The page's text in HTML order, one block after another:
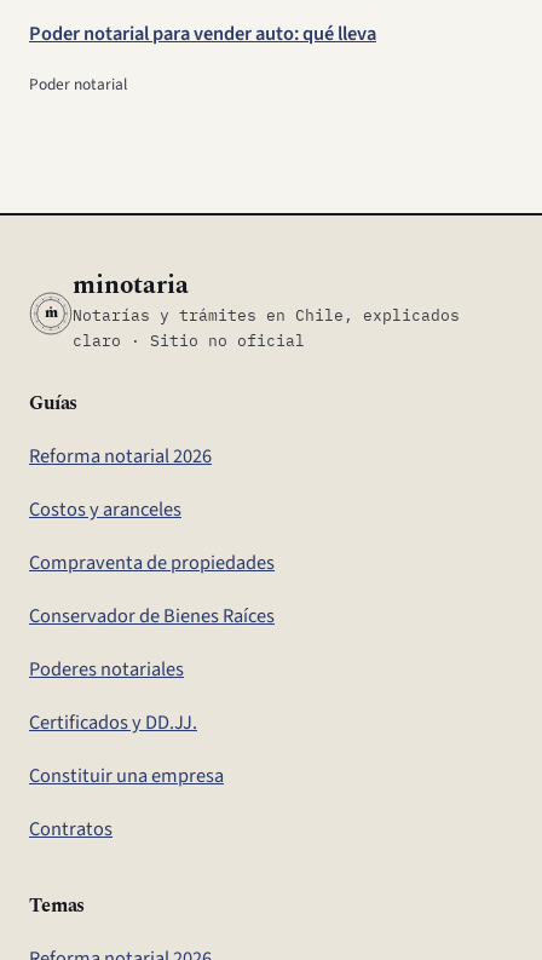
Poder notarial para vender auto: qué lleva
Poder notarial
m
minotaria
Notarías y trámites en Chile, explicados
claro · Sitio no oficial
Guías
Reforma notarial 2026
Costos y aranceles
Compraventa de propiedades
Conservador de Bienes Raíces
Poderes notariales
Certificados y DD.JJ.
Constituir una empresa
Contratos
Temas